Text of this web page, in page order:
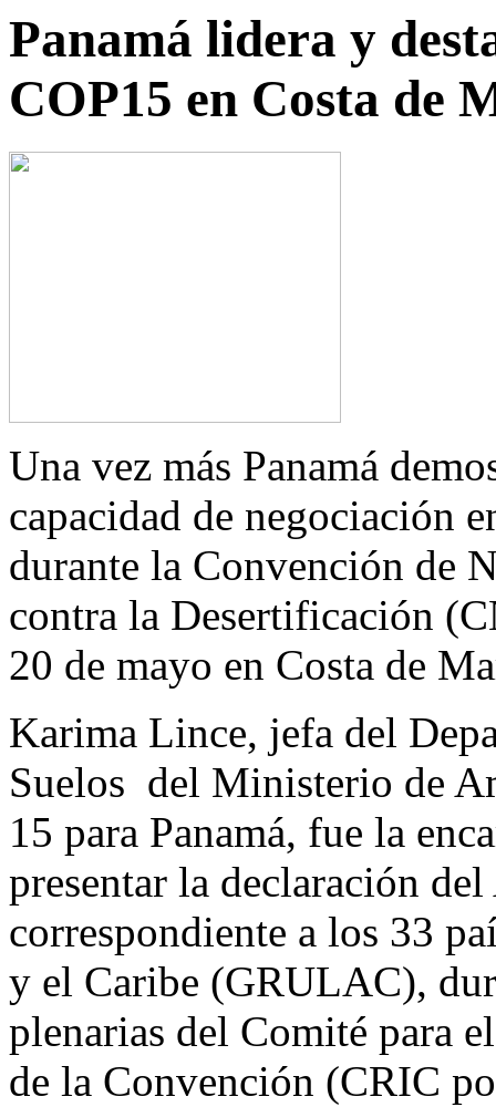
Panamá lidera y
COP15 en Costa de
Una vez más Panamá
capacidad de negociación
durante la Convención de
contra la Desertificación
20 de mayo en Costa de
Karima Lince, jefa del
Suelos del Ministerio de
15 para Panamá, fue la
presentar la declaración
correspondiente a los 33
y el Caribe (GRULAC),
plenarias del Comité para
de la Convención (CRIC